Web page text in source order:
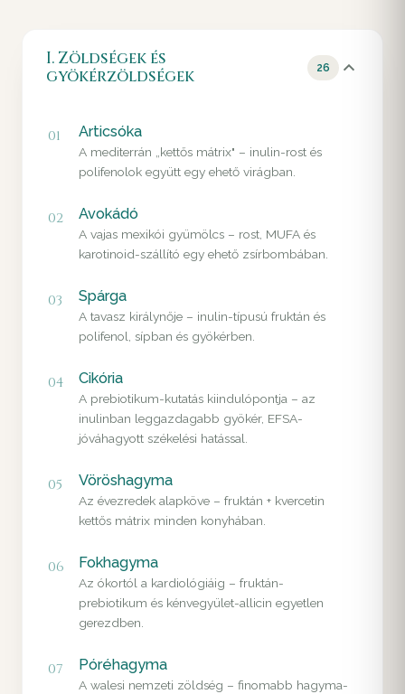
I. Zöldségek és
gyökérzöldségek
26
01 Articsóka
A mediterrán „kettős mátrix" – inulin-rost és
polifenolok együtt egy ehető virágban.
02 Avokádó
A vajas mexikói gyümölcs – rost, MUFA és
karotinoid-szállító egy ehető zsírbombában.
03 Spárga
A tavasz királynője – inulin-típusú fruktán és
polifenol, sípban és gyökérben.
04 Cikória
A prebiotikum-kutatás kiindulópontja – az
inulinban leggazdagabb gyökér, EFSA-
jóváhagyott székelési hatással.
05 Vöröshagyma
Az évezredek alapköve – fruktán + kvercetin
kettős mátrix minden konyhában.
06 Fokhagyma
Az ókortól a kardiológiáig – fruktán-
prebiotikum és kénvegyület-allicin egyetlen
gerezdben.
07 Póréhagyma
A walesi nemzeti zöldség – finomabb hagyma-